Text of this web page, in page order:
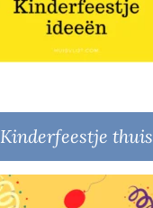
Kinderfeestje thuis